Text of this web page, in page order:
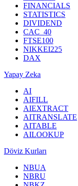
FINANCIALS
STATISTICS
DIVIDEND
CAC_40
FTSE100
NIKKEI225
DAX
Yapay Zeka
AI
AIFILL
AIEXTRACT
AITRANSLATE
AITABLE
AILOOKUP
Döviz Kurları
NBUA
NBRU